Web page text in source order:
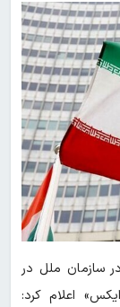
سازمان ملل در
اعلام کرد: